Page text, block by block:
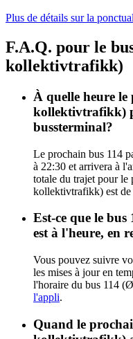
Plus de détails sur la
F.A.Q. pour le
kollektivtrafikk)
À quelle heure
kollektivtrafikk)
bussterminal?
Le prochain bus 114
à 22:30 et arrivera à
totale du trajet pour
kollektivtrafikk) est de
Est-ce que le
est à l'heure, en
Vous pouvez suivre
les mises à jour en
l'horaire du bus 114
l'appli.
Quand le